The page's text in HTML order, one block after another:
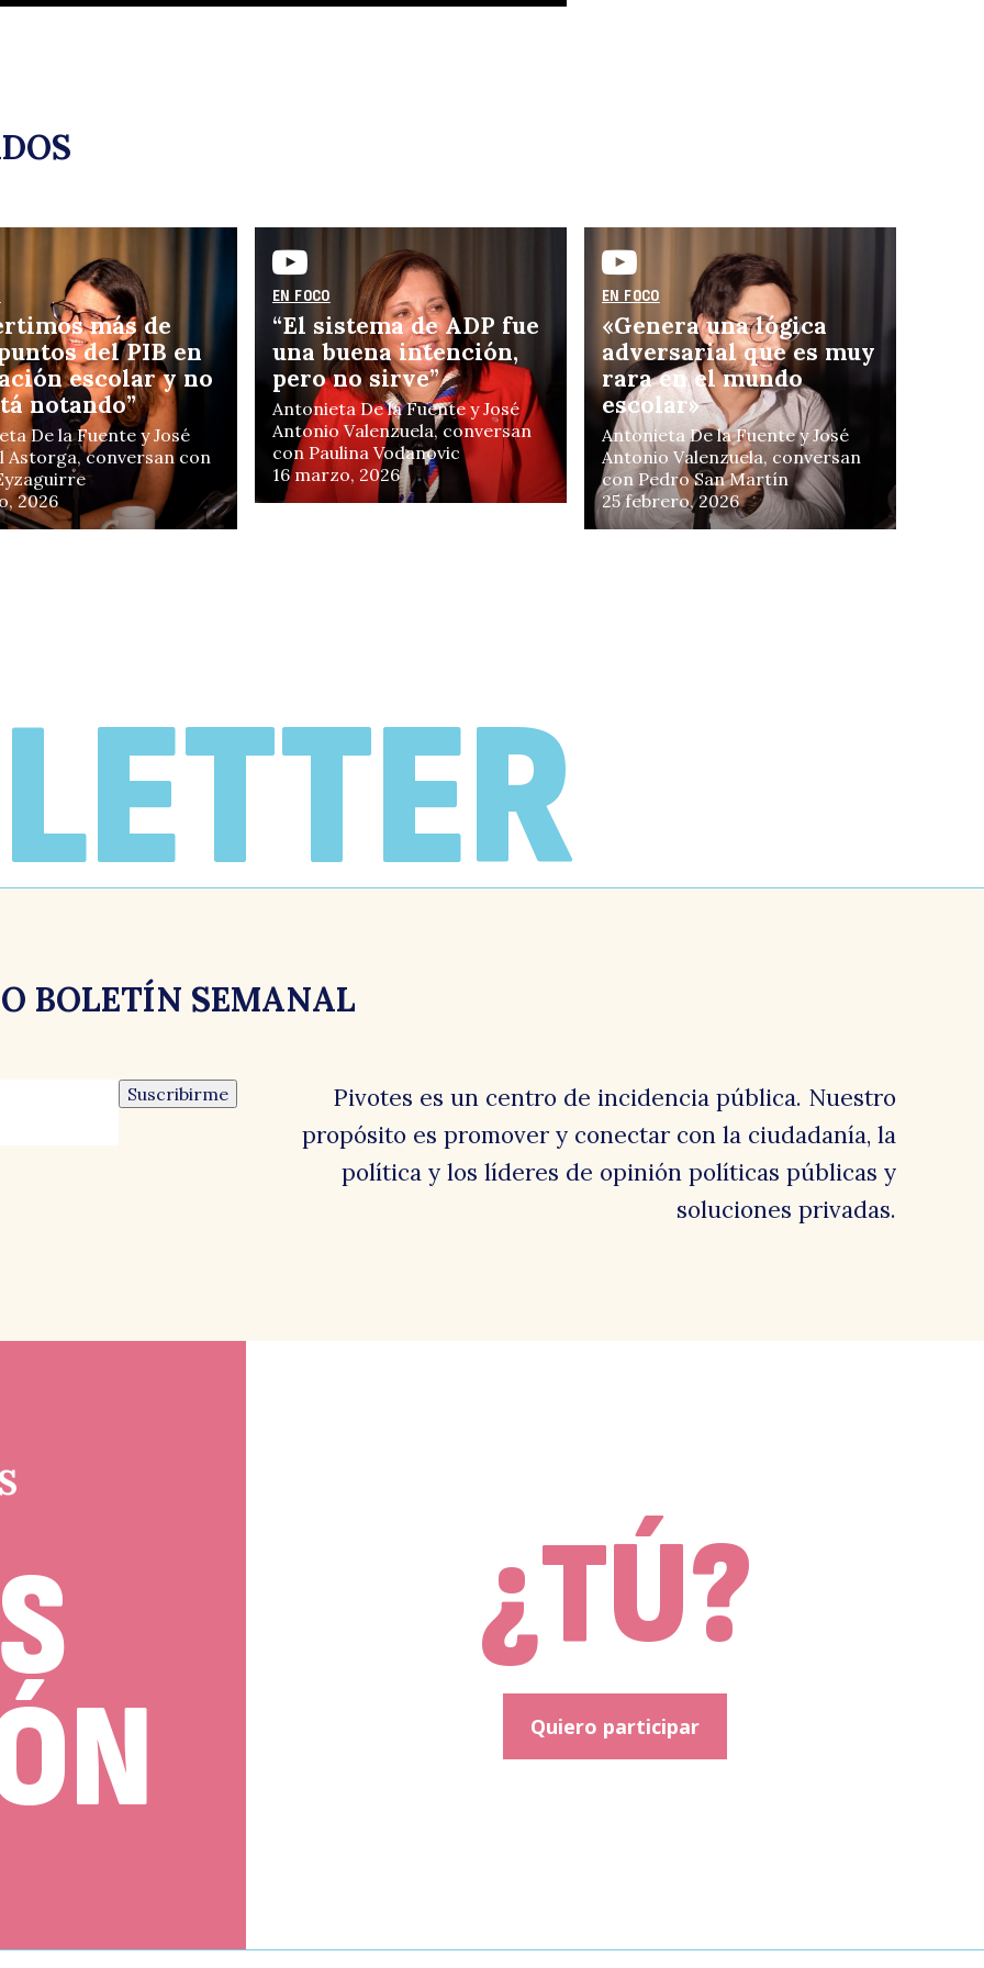
un
más de
del PIB en
escolar y no
notando”
De la Fuente y José
Astorga, conversan con
2026
EN FOCO
“El sistema de ADP fue
una buena intención,
pero no sirve”
Antonieta De la Fuente y José
Antonio Valenzuela, conversan
con Paulina Vodanovic
16 marzo, 2026
EN FOCO
«Genera una lógica
adversarial que es muy
rara en el mundo
escolar»
Antonieta De la Fuente y José
Antonio Valenzuela, conversan
con Pedro San Martín
25 febrero, 2026
BOLETÍN SEMANAL
Suscribirme
Pivotes es un centro de incidencia pública. Nuestro
propósito es promover y conectar con la ciudadanía, la
política y los líderes de opinión políticas públicas y
soluciones privadas.
¿TÚ?
Quiero participar